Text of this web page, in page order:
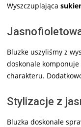
Wyszczuplająca
Bluzke uszyliśmy z
doskonale
charakteru.
Stylizacje z
Bluzka doskonale